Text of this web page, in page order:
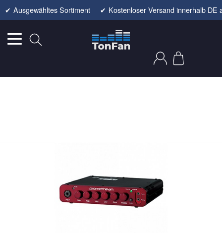
✔ Ausgewähltes Sortiment ✔ Kostenloser Versand innerhalb DE